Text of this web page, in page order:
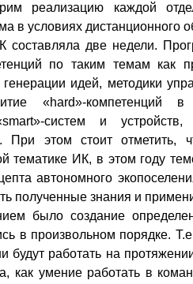
реализацию каждой
в условиях дистанционного
составляла две недели.
по таким темам как
генерации идей, методики
«hard»-компетенций в
систем и
этом стоит отметить,
тематике ИК, в этом году
автономного
полученные знания и
было создание
в произвольном порядке.
будут работать на
как умение работать в